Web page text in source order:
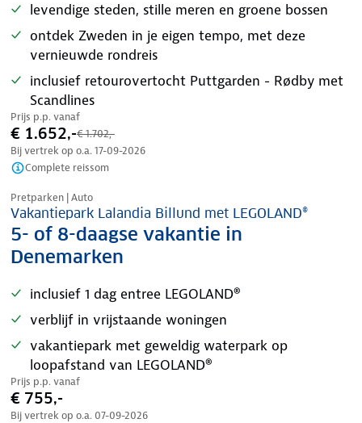
levendige steden, stille meren en groene bossen
ontdek Zweden in je eigen tempo, met deze
vernieuwde rondreis
inclusief retourovertocht Puttgarden - Rødby met
Scandlines
Prijs p.p. vanaf
€ 1.652,-€ 1.702,-
Bij vertrek op o.a. 17-09-2026
Complete reissom
Pretparken | Auto
Vakantiepark Lalandia Billund met LEGOLAND®
5- of 8-daagse vakantie in
Denemarken
inclusief 1 dag entree LEGOLAND®
verblijf in vrijstaande woningen
vakantiepark met geweldig waterpark op
loopafstand van LEGOLAND®
Prijs p.p. vanaf
€ 755,-
Bij vertrek op o.a. 07-09-2026